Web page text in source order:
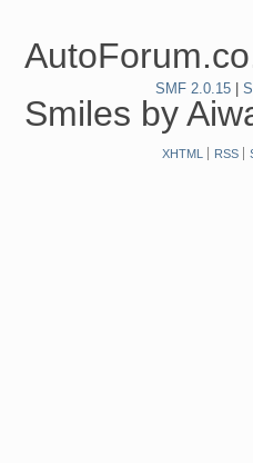
SMF 2.0.15
Smiles by
XHTML RSS